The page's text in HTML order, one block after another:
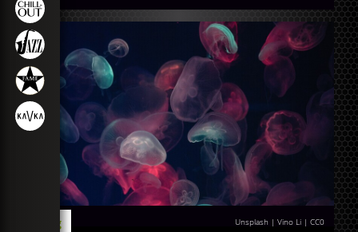
Unsplash | Vino Li |CC0
Blog